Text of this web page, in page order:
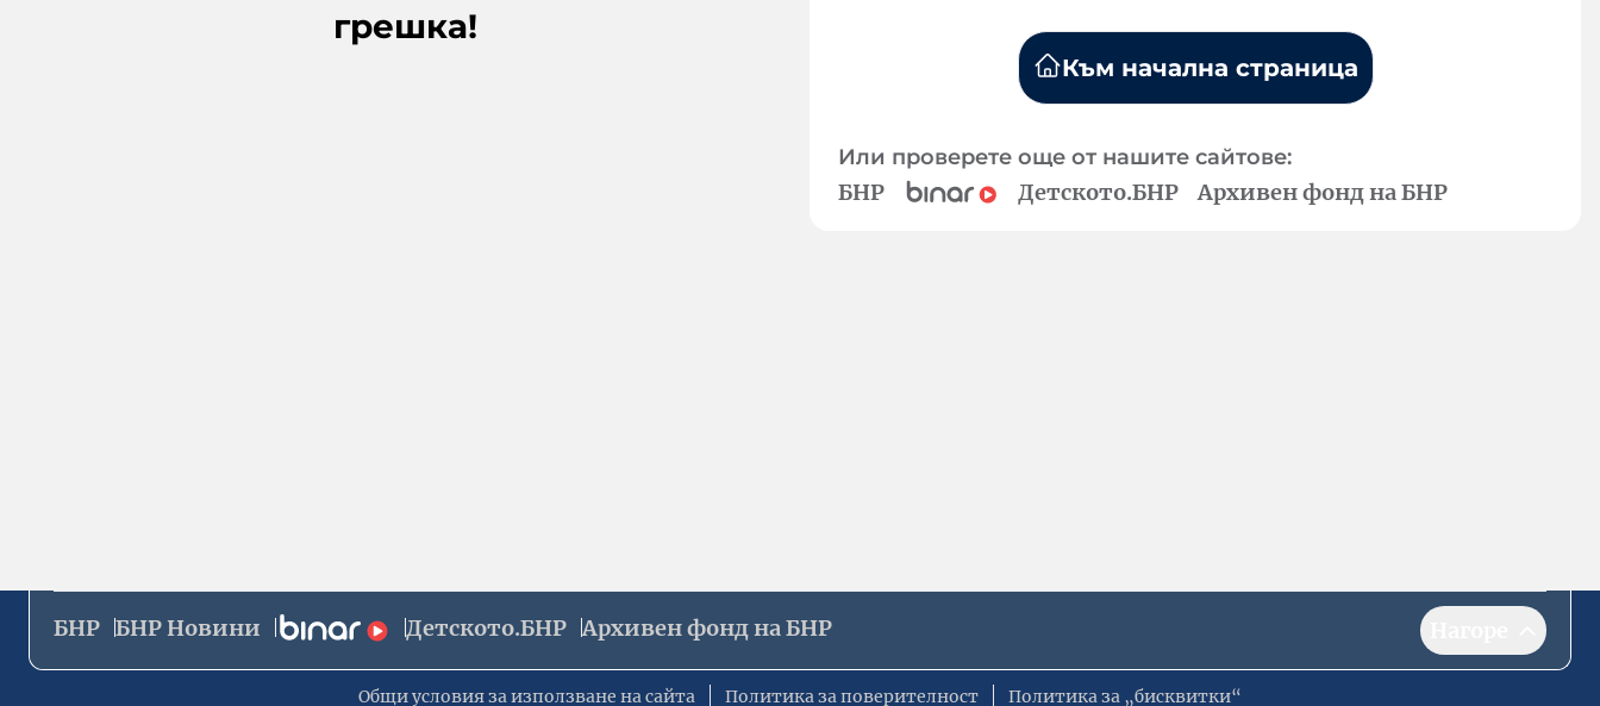
грешка!
Към начална страница
Или проверете още от нашите сайтове:
БНР Детското.БНР Архивен фонд на БНР
БНР БНР Новини Детското.БНР Архивен фонд на БНР
Общи условия за използване на сайта Политика за поверителност Политика за „бисквитки“